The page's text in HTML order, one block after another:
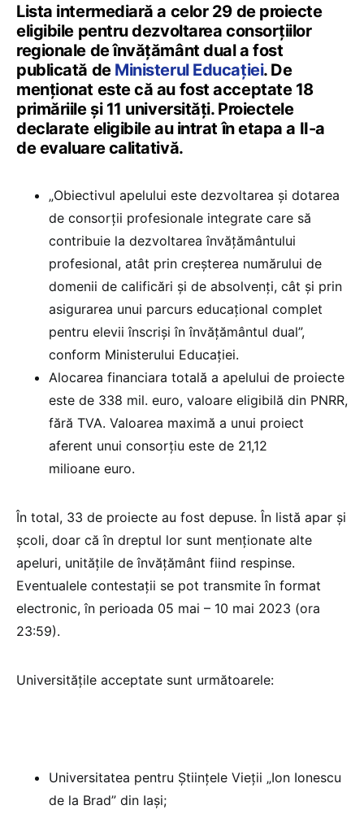
Lista intermediară a celor 29 de proiecte
eligibile pentru dezvoltarea consorțiilor
regionale de învățământ dual a fost
publicată de Ministerul Educației. De
menționat este că au fost acceptate 18
primăriile și 11 universități. Proiectele
declarate eligibile au intrat în etapa a II-a
de evaluare calitativă.
„Obiectivul apelului este dezvoltarea și dotarea
de consorții profesionale integrate care să
contribuie la dezvoltarea învățământului
profesional, atât prin creșterea numărului de
domenii de calificări și de absolvenți, cât și prin
asigurarea unui parcurs educațional complet
pentru elevii înscriși în învățământul dual”,
conform Ministerului Educației.
Alocarea financiara totală a apelului de proiecte
este de 338 mil. euro, valoare eligibilă din PNRR,
fără TVA. Valoarea maximă a unui proiect
aferent unui consorțiu este de 21,12
milioane euro.
În total, 33 de proiecte au fost depuse. În listă apar și
școli, doar că în dreptul lor sunt menționate alte
apeluri, unitățile de învățământ fiind respinse.
Eventualele contestații se pot transmite în format
electronic, în perioada 05 mai – 10 mai 2023 (ora
23:59).
Universitățile acceptate sunt următoarele:
Universitatea pentru Știinţele Vieţii „Ion Ionescu
de la Brad” din Iaşi;